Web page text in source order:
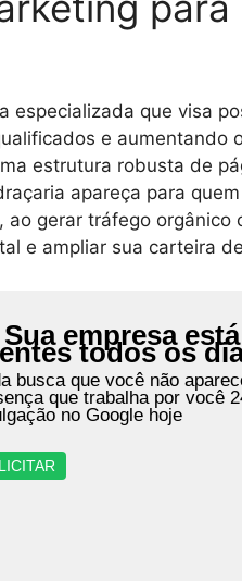
especializada que visa
e
estrutura robusta de
apareça para
gerar tráfego
e ampliar sua carteira
Sua empresa
todos os
busca que você não
que trabalha por você
no Google hoje